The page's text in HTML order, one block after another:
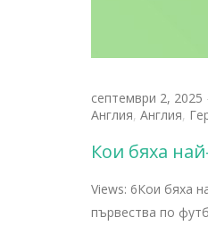
септември 2, 2025
Англия, Англия,
Кои бяха
Views: 6Кои бяха
първества по